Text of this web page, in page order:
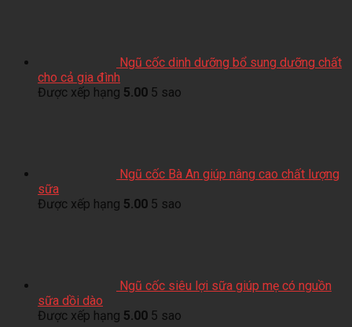
Ngũ cốc dinh dưỡng bổ sung dưỡng chất
cho cả gia đình
Được xếp hạng 5.00 5 sao
Ngũ cốc Bà An giúp nâng cao chất lượng
sữa
Được xếp hạng 5.00 5 sao
Ngũ cốc siêu lợi sữa giúp mẹ có nguồn
sữa dồi dào
Được xếp hạng 5.00 5 sao